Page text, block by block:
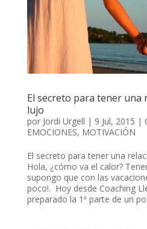
El secreto para tener una
lujo
por Jordi Urgell | 9 Jul, 2015 |
EMOCIONES, MOTIVACIÓN
El secreto para tener una
Hola, ¿cómo va el calor?
supongo que con las
poco!. Hoy desde Coaching
preparado la 1ª parte de un